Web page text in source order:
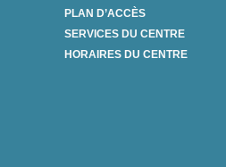
PLAN D’ACCÈS
SERVICES DU CENTRE
HORAIRES DU CENTRE